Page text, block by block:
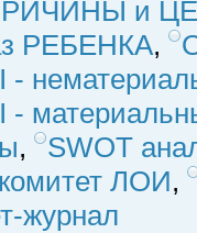
и
РЕБЕНКА,
,
SWOT
ЛОИ,
журнал